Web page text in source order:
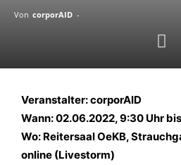
Von corporAID -
Veranstalter: corporAID
Wann: 02.06.2022, 9:30 Uhr
Wo: Reitersaal OeKB,
online (Livestorm)